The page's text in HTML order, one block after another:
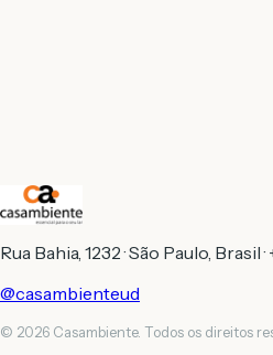
Rua Bahia, 1232 · São Paulo, Brasil ·
@casambienteud
© 2026 Casambiente. Todos os direitos